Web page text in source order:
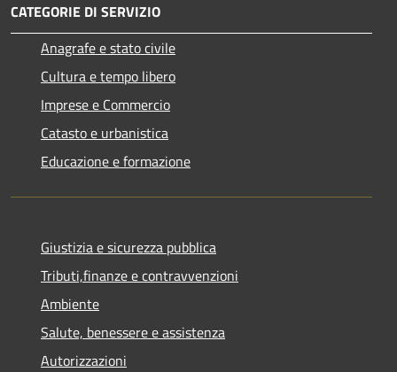
CATEGORIE DI SERVIZIO
Anagrafe e stato civile
Cultura e tempo libero
Imprese e Commercio
Catasto e urbanistica
Educazione e formazione
Giustizia e sicurezza pubblica
Tributi,finanze e contravvenzioni
Ambiente
Salute, benessere e assistenza
Autorizzazioni